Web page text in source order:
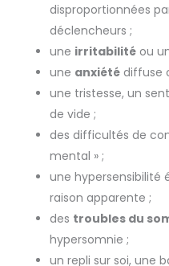
disproportionnées
déclencheurs ;
une irritabilité ou
une anxiété diffuse
une tristesse, un
de vide ;
des difficultés de
mental » ;
une hypersensibilité
raison apparente ;
des troubles du
hypersomnie ;
un repli sur soi, une